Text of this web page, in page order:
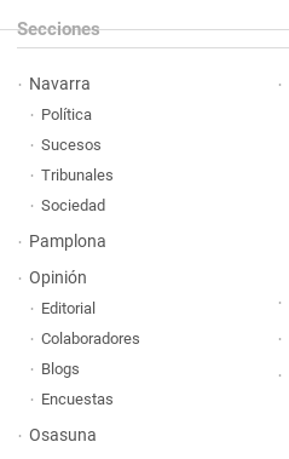
Secciones
Navarra
Política
Sucesos
Tribunales
Sociedad
Pamplona
Opinión
Editorial
Colaboradores
Blogs
Encuestas
Osasuna